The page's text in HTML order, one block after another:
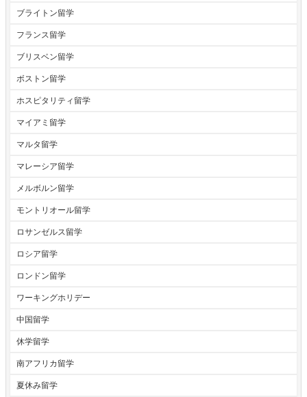
ブライトン留学
フランス留学
ブリスベン留学
ボストン留学
ホスピタリティ留学
マイアミ留学
マルタ留学
マレーシア留学
メルボルン留学
モントリオール留学
ロサンゼルス留学
ロシア留学
ロンドン留学
ワーキングホリデー
中国留学
休学留学
南アフリカ留学
夏休み留学